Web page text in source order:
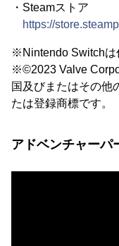
・Steamストア
https://
※Nintendo Switchは
※©2023 Valve
国及びまたはその他
たは登録商標です。
アドベンチャーパ